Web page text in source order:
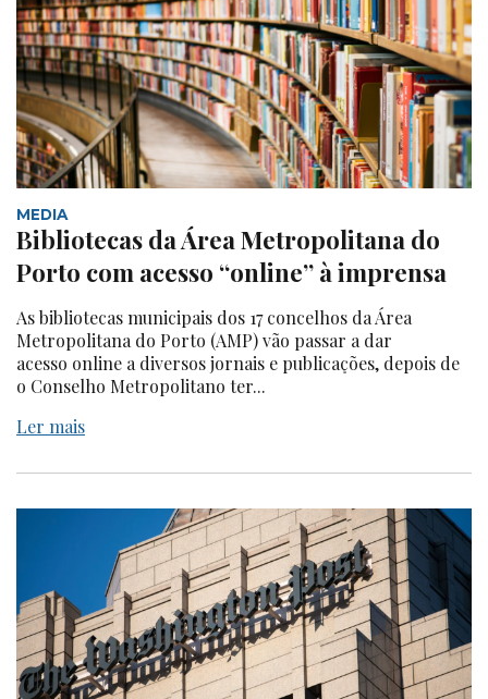
MEDIA
Bibliotecas da Área Metropolitana do
Porto com acesso “online” à imprensa
As bibliotecas municipais dos 17 concelhos da Área
Metropolitana do Porto (AMP) vão passar a dar
acesso online a diversos jornais e publicações, depois de
o Conselho Metropolitano ter...
Ler mais